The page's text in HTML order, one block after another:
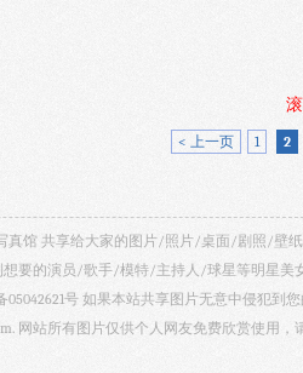
< 上一页 1 2
真馆 共享给大家的图片/照片/桌面/剧照/壁
想要的演员/歌手/模特/主持人/球星等明星美
05042621号 如果本站共享图片无意中侵犯到
网站所有图片仅供个人网友免费欣赏使用